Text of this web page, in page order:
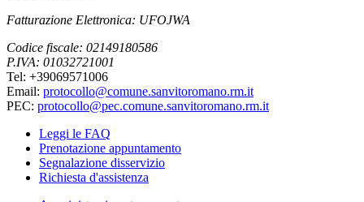
Fatturazione Elettronica: UFOJWA
Codice fiscale: 02149180586
P.IVA: 01032721001
Tel: +39069571006
Email: protocollo@comune.sanvitoromano.rm.it
PEC: protocollo@pec.comune.sanvitoromano.rm.it
Leggi le FAQ
Prenotazione appuntamento
Segnalazione disservizio
Richiesta d'assistenza